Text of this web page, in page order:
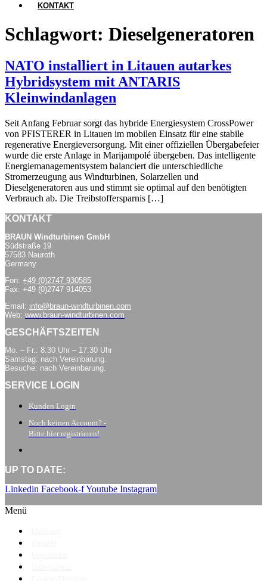
KONTAKT
Schlagwort: Dieselgeneratoren
NATO installiert in Litauen autarkes
Hybridsystem mit ANTARIS
Kleinwindanlagen
Seit Anfang Februar sorgt das hybride Energiesystem CrossPower
von PFISTERER in Litauen im mobilen Einsatz für eine stabile
regenerative Energieversorgung. Mit einer offiziellen Übergabefeier
wurde die erste Anlage in Marijampolé übergeben. Das intelligente
Energiemanagementsystem balanciert die unterschiedliche
Stromerzeugung aus Windturbinen, Solarzellen und
Dieselgeneratoren aus und stimmt sie optimal auf den benötigten
Verbrauch ab. Die Treibstoffersparnis […]
KONTAKT
BRAUN Windturbinen GmbH
Südstraße 19
57583 Nauroth
Germany
Fon: +49 (0)2747 930585
Fax: +49 (0)2747 914053
Email: info@braun-windturbinen.com
Web: www.braun-windturbinen.com
GESCHÄFTSZEITEN
Mo. – Fr.: 8:30 Uhr – 17:30 Uhr
Samstag: nach Vereinbarung.
Besuche: nach Vereinbarung.
SERVICE LOGIN
Kunden Login
Noch keinen Account? -
Bitte hier registrieren!
UP TO DATE:
Linkedin Facebook-fYoutube Instagram
Menü